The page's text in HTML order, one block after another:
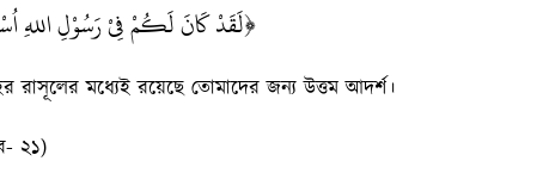
﴿لَقَدْ كَانَ لَكُمْ فِيْ رَسُوْلِ اللهِ
রাসূলের মধ্যেই রয়েছে তোমাদের জন্য উত্তম আদর্শ।
২১)